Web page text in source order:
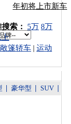
年初将上市新车
索：
索： 5万 8万
上
敞篷轿车 | 运动
豪华型 SUV